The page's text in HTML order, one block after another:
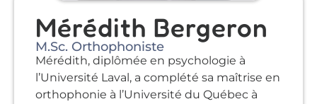
Mérédith Bergeron
M.Sc. Orthophoniste
Mérédith, diplômée en psychologie à
l’Université Laval, a complété sa maîtrise en
orthophonie à l’Université du Québec à